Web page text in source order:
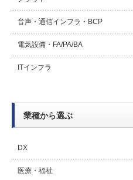
音声・通信インフラ・BCP
電気設備・FA/PA/BA
ITインフラ
業種から選ぶ
DX
医療・福祉